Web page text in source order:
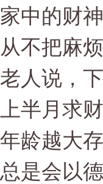
家中的财
从不把麻
老人说，
上半月求
年龄越大
总是会以